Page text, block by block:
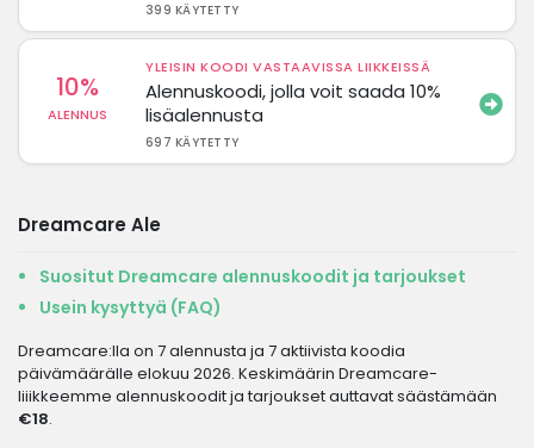
399 KÄYTETTY
10%
ALENNUS
YLEISIN KOODI VASTAAVISSA LIIKKEISSÄ
Alennuskoodi, jolla voit saada 10%
lisäalennusta
697 KÄYTETTY
Dreamcare Ale
Suositut Dreamcare alennuskoodit ja tarjoukset
Usein kysyttyä (FAQ)
Dreamcare:lla on 7 alennusta ja 7 aktiivista koodia
päivämäärälle elokuu 2026. Keskimäärin Dreamcare-
liiikkeemme alennuskoodit ja tarjoukset auttavat säästämään
€18.